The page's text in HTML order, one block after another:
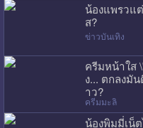
น้องแพรวแ
ส?
ข่าวบันเทิง
ครีมหน้าใส
ง... ตกลงมั
าว?
ครีมมะลิ
น้องพิมมี่เน็